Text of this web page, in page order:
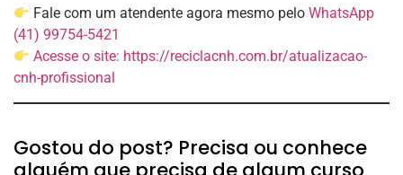
Fale com um atendente agora mesmo peloWhatsApp
(41) 99754-5421
Acesse o site: https://reciclacnh.com.br/atualizacao-
cnh-profissional
Gostou do post? Precisa ou conhece